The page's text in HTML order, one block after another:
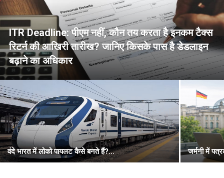
ITR Deadline: पीएम नहीं, कौन तय करता है इनकम टैक्स
रिटर्न की आखिरी तारीख? जानिए किसके पास है डेडलाइन
बढ़ाने का अधिकार
वंदे भारत में लोको पायलट कैसे बनते हैं?... जर्मनी में